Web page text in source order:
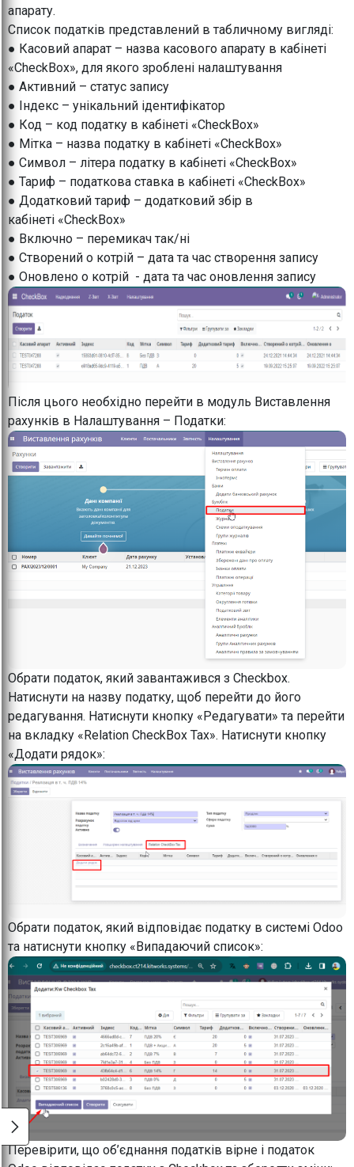
апарату.
Список податків представлений в табличному вигляді:
● Касовий апарат – назва касового апарату в кабінеті
«CheckBox», для якого зроблені налаштування
● Активний – статус запису
● Індекс – унікальний ідентифікатор
● Код – код податку в кабінеті «CheckBox»
● Мітка – назва податку в кабінеті «CheckBox»
● Символ – літера податку в кабінеті «CheckBox»
● Тариф – податкова ставка в кабінеті «CheckBox»
● Додатковий тариф – додатковий збір в
кабінеті «CheckBox»
● Включно – перемикач так/ні
● Створений о котрій – дата та час створення запису
● Оновлено о котрій - дата та час оновлення запису
Після цього необхідно перейти в модуль Виставлення
рахунків в Налаштування – Податки:
Обрати податок, який завантажився з Checkbox.
Натиснути на назву податку, щоб перейти до його
редагування. Натиснути кнопку «Редагувати» та перейти
на вкладку «Relation CheckBox Tax». Натиснути кнопку
«Додати рядок»:
Обрати податок, який відповідає податку в системі Odoo
та натиснути кнопку «Випадаючий список»:
Перевірити, що об’єднання податків вірне і податок